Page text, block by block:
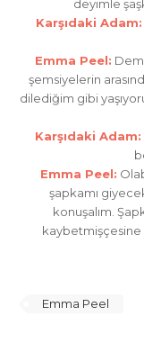
deyimle
Karşıdaki Adam:
Emma Peel:
şemsiyelerin
dilediğim gibi
Karşıdaki Adam:
Emma Peel:
şapkamı
konuşalım.
kaybetmişçesine
Emma Peel